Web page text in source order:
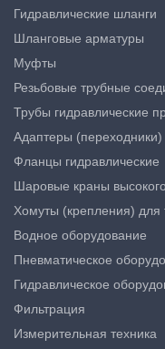
Гидравлические шланги
Шланговые арматуры
Муфты
Резьбовые трубные
Трубы гидравлические
Адаптеры (переходники)
Фланцы гидравлические
Шаровые краны
Хомуты (крепления) для
Водное оборудование
Пневматическое
Гидравлическое
Фильтрация
Измерительная техника